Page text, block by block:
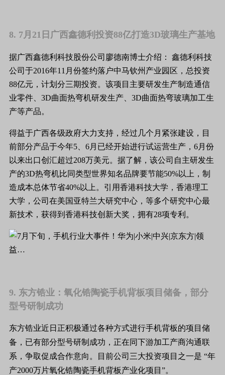
8. 7月21日广西鑫德利投资88亿打造3D玻璃生产基地
据广西鑫德利科技股份公司廖德南博士介绍： 鑫德利科技
公司于2016年11月份签约落户中马钦州产业园区，总投资
88亿元，计划分三期投资。该项目主要研发生产制造通信
业零件、3D曲面热弯机研发生产、3D曲面热弯玻璃加工生
产等产品。
得益于广西各级政府大力支持，经过几个月紧张建设，目
前部分产品于今年5、6月已经开始进行试运营生产，6月份
以来出口创汇超过208万美元。据了解，该公司自主研发生
产的3D热弯机比同类型世界知名品牌要节能50%以上，制
造成本总体节省40%以上。引用香港科技大学，香港理工
大学，公司在美国亚特兰大研究中心，等多个研究中心最
新技术，获得到香港科技创新大奖，拥有28项专利。
9. 东方锆业：氧化锆陶瓷手机背板项目储备，部分
型号研制成功
东方锆业近日正积极通过各种方式进行手机背板的项目储
备，已有部分型号研制成功，正在同下游加工产商沟通联
系，争取促成合作意向。目前公司三大投资项目之一是 “年
产2000万片氧化锆陶瓷手机背板产业化项目”。